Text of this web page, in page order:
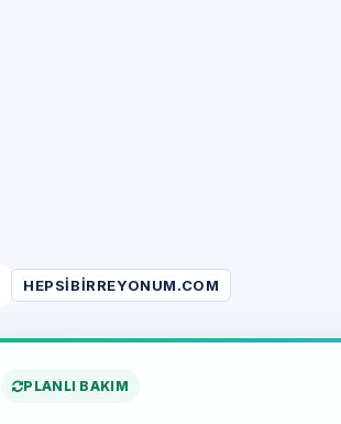
HEPSIBIRREYONUM.COM
PLANLI BAKIM